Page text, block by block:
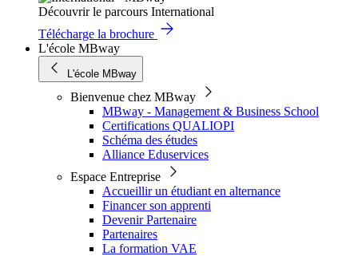
Découvrir le parcours International
Télécharge la brochure
L'école MBway
L'école MBway
Bienvenue chez MBway
MBway - Management & Business School
Certifications QUALIOPI
Schéma des études
Alliance Eduservices
Espace Entreprise
Accueillir un étudiant en alternance
Financer son apprenti
Devenir Partenaire
Partenaires
La formation VAE